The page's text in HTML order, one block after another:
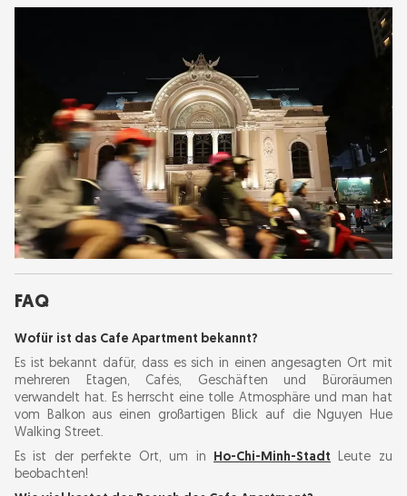
FAQ
Wofür ist das Cafe Apartment bekannt?
Es ist bekannt dafür, dass es sich in einen angesagten Ort mit
mehreren Etagen, Cafés, Geschäften und Büroräumen
verwandelt hat. Es herrscht eine tolle Atmosphäre und man hat
vom Balkon aus einen großartigen Blick auf die Nguyen Hue
Walking Street.
Es ist der perfekte Ort, um in
Ho-Chi-Minh-Stadt Leute zu
beobachten!